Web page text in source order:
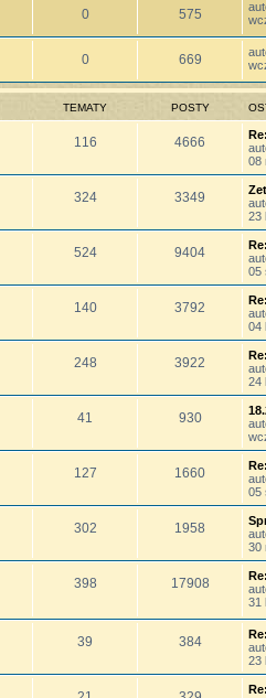
0 575
0 669
TEMATY POSTY
116 4666
08
324 3349
23
524 9404
05
140 3792
04
248 3922
24
41 930
127 1660
05
302 1958
30
398 17908
31
39 384
23